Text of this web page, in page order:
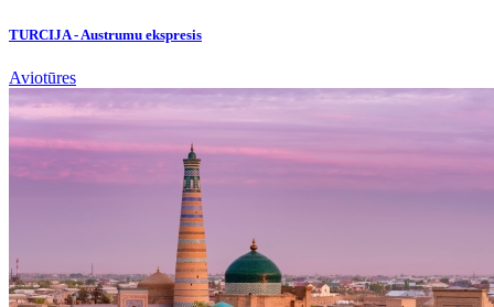
TURCIJA - Austrumu ekspresis
Aviotūres